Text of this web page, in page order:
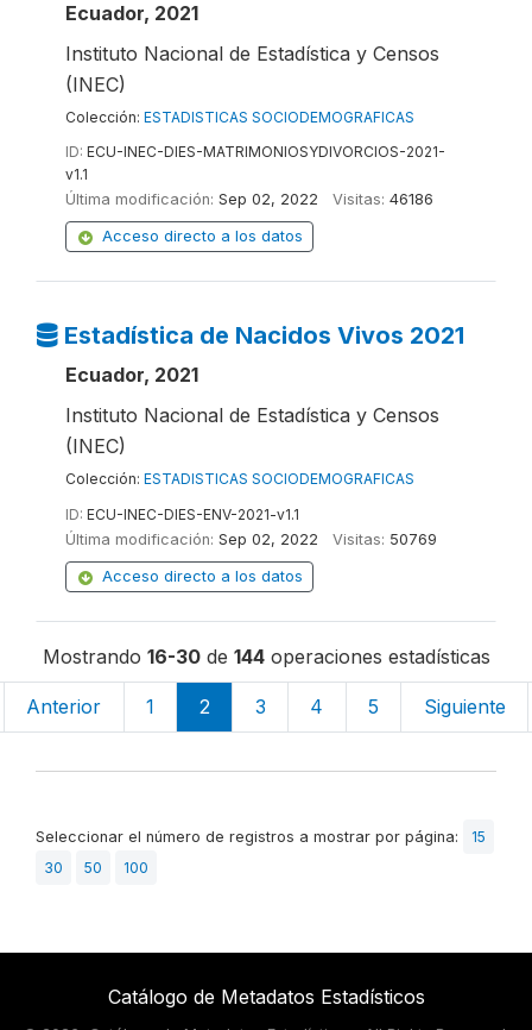
Ecuador, 2021
Instituto Nacional de Estadística y Censos
(INEC)
Colección: ESTADISTICAS SOCIODEMOGRAFICAS
ID: ECU-INEC-DIES-MATRIMONIOSYDIVORCIOS-2021-
v1.1
Última modificación: Sep 02, 2022 Visitas: 46186
Acceso directo a los datos
Estadística de Nacidos Vivos 2021
Ecuador, 2021
Instituto Nacional de Estadística y Censos
(INEC)
Colección: ESTADISTICAS SOCIODEMOGRAFICAS
ID: ECU-INEC-DIES-ENV-2021-v1.1
Última modificación: Sep 02, 2022 Visitas: 50769
Acceso directo a los datos
Mostrando 16-30de 144operaciones estadísticas
Anterior 1 2 3 4 5 Siguiente
Seleccionar el número de registros a mostrar por página:
15
30
50 100
Catálogo de Metadatos Estadísticos